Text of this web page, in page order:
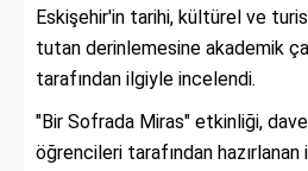
Eskişehir'in tarihi, kültürel ve
tutan derinlemesine akademik
tarafından ilgiyle incelendi.
"Bir Sofrada Miras" etkinliği,
öğrencileri tarafından hazırlanan